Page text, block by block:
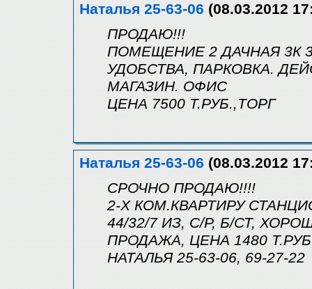
Наталья 25-63-06 (08.03.2012
ПРОДАЮ!!!
ПОМЕЩЕНИЕ 2 ДАЧНАЯ 3К
УДОБСТВА, ПАРКОВКА.
МАГАЗИН. ОФИС
ЦЕНА 7500 Т.РУБ.,ТОРГ
Наталья 25-63-06 (08.03.2012
СРОЧНО ПРОДАЮ!!!!
2-Х КОМ.КВАРТИРУ
44/32/7 ИЗ, С/Р, Б/СТ,
ПРОДАЖА, ЦЕНА 1480
НАТАЛЬЯ 25-63-06, 69-27-22